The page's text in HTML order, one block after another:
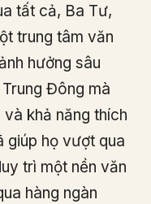
tất cả, Ba Tư,
trung tâm văn
hưởng sâu
Đông mà
khả năng thích
giúp họ vượt qua
trì một nền văn
hàng ngàn